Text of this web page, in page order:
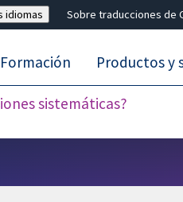
idiomas Sobre traducciones de
sistemáticas?
Formación Productos y